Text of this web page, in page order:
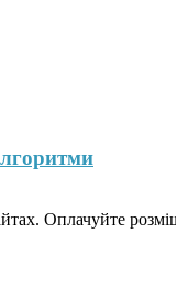
Оплачуйте